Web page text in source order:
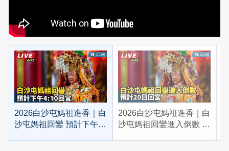
2026白沙屯媽祖進香｜白
沙屯媽祖回鑾 預計下午
2026白沙屯媽祖進香｜白
沙屯媽祖回鑾進入倒數 預